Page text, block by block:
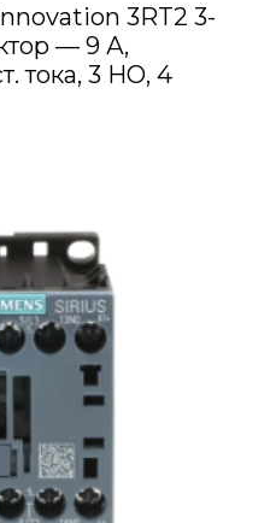
3RT2 3-
— 9 А,
тока, 3 НО, 4